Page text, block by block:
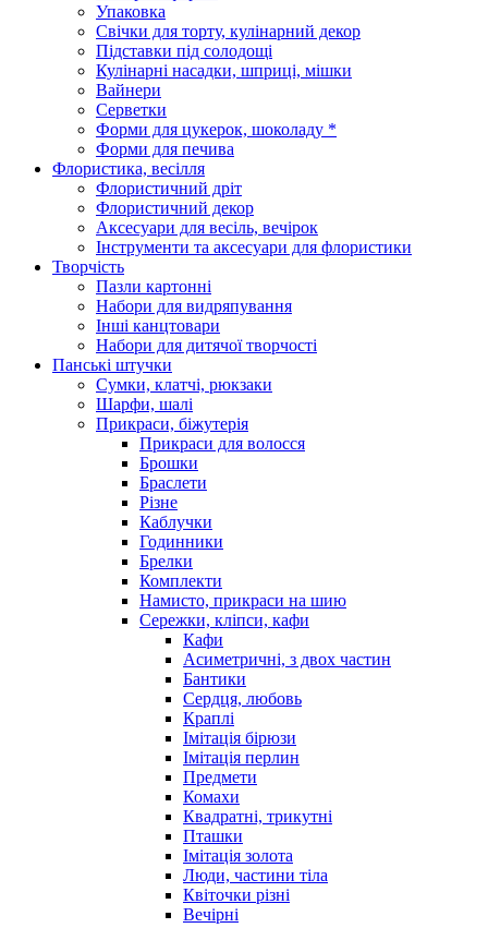
Упаковка
Свічки для торту, кулінарний декор
Підставки під солодощі
Кулінарні насадки, шприці, мішки
Вайнери
Серветки
Форми для цукерок, шоколаду *
Форми для печива
Флористика, весілля
Флористичний дріт
Флористичний декор
Аксесуари для весіль, вечірок
Інструменти та аксесуари для флористики
Творчість
Пазли картонні
Набори для видряпування
Інші канцтовари
Набори для дитячої творчості
Панські штучки
Сумки, клатчі, рюкзаки
Шарфи, шалі
Прикраси, біжутерія
Прикраси для волосся
Брошки
Браслети
Різне
Каблучки
Годинники
Брелки
Комплекти
Намисто, прикраси на шию
Сережки, кліпси, кафи
Кафи
Асиметричні, з двох частин
Бантики
Сердця, любовь
Краплі
Імітація бірюзи
Імітація перлин
Предмети
Комахи
Квадратні, трикутні
Пташки
Імітація золота
Люди, частини тіла
Квіточки різні
Вечірні